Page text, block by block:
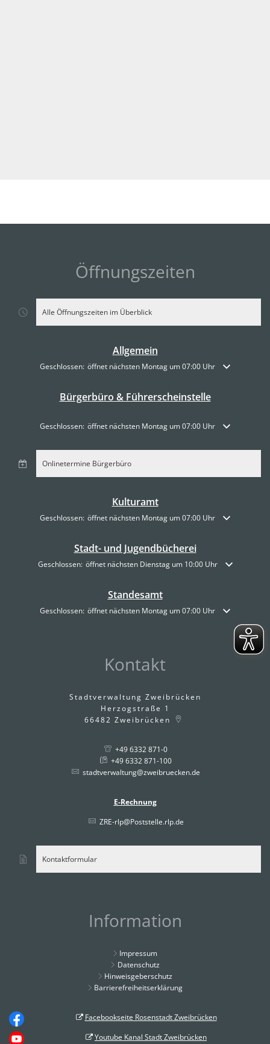
Öffnungszeiten
Alle Öffnungszeiten im Überblick
Allgemein
Klicken, um weitere Öffnungs- oder Schließzeiten auszublenden
Geschlossen: öffnet nächsten Montag um 07:00 Uhr
Bürgerbüro & Führerscheinstelle
Klicken, um weitere Öffnungs- oder Schließzeiten auszublenden
Geschlossen: öffnet nächsten Montag um 07:00 Uhr
Onlinetermine Bürgerbüro
Kulturamt
Klicken, um weitere Öffnungs- oder Schließzeiten auszublenden
Geschlossen: öffnet nächsten Montag um 07:00 Uhr
Stadt- und Jugendbücherei
Klicken, um weitere Öffnungs- oder Schließzeiten auszublenden
Geschlossen: öffnet nächsten Dienstag um 10:00 Uhr
Standesamt
Klicken, um weitere Öffnungs- oder Schließzeiten auszublenden
Geschlossen: öffnet nächsten Montag um 07:00 Uhr
Kontakt
Stadtverwaltung Zweibrücken
Herzogstraße 1
66482 Zweibrücken
+49 6332 871-0
+49 6332 871-100
stadtverwaltung@zweibruecken.de
E-Rechnung
ZRE-rlp@Poststelle.rlp.de
Kontaktformular
Information
Impressum
Datenschutz
Hinweisgeberschutz
Barrierefreiheitserklärung
Facebookseite Rosenstadt Zweibrücken
Youtube Kanal Stadt Zweibrücken